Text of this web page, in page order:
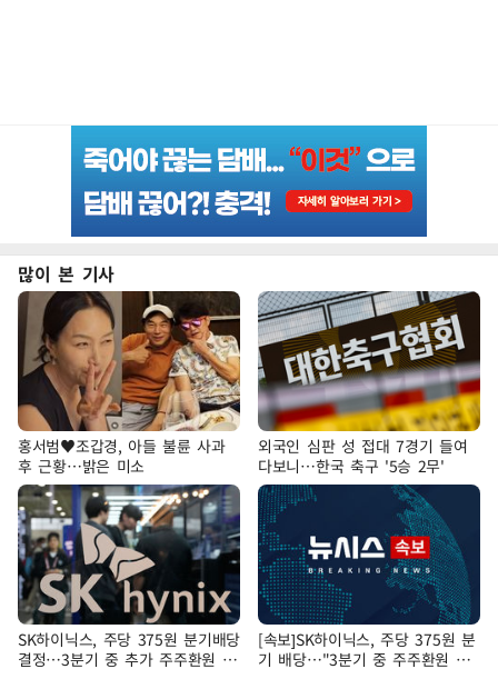
많이 본 기사
홍서범♥조갑경, 아들 불륜 사과
후 근황…밝은 미소
외국인 심판 성 접대 7경기 들여
다보니…한국 축구 '5승 2무'
SK하이닉스, 주당 375원 분기배당
결정…3분기 중 추가 주주환원 발
[속보]SK하이닉스, 주당 375원 분
기 배당…"3분기 중 주주환원 방